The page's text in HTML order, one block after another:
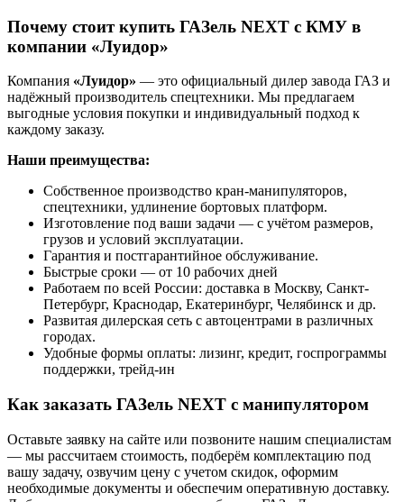
Почему стоит купить ГАЗель NEXT с КМУ в
компании «Луидор»
Компания «Луидор» — это официальный дилер завода ГАЗ и
надёжный производитель спецтехники. Мы предлагаем
выгодные условия покупки и индивидуальный подход к
каждому заказу.
Наши преимущества:
Собственное производство кран-манипуляторов,
спецтехники, удлинение бортовых платформ.
Изготовление под ваши задачи — с учётом размеров,
грузов и условий эксплуатации.
Гарантия и постгарантийное обслуживание.
Быстрые сроки — от 10 рабочих дней
Работаем по всей России: доставка в Москву, Санкт-
Петербург, Краснодар, Екатеринбург, Челябинск и др.
Развитая дилерская сеть с автоцентрами в различных
городах.
Удобные формы оплаты: лизинг, кредит, госпрограммы
поддержки, трейд-ин
Как заказать ГАЗель NEXT с манипулятором
Оставьте заявку на сайте или позвоните нашим специалистам
— мы рассчитаем стоимость, подберём комплектацию под
вашу задачу, озвучим цену с учетом скидок, оформим
необходимые документы и обеспечим оперативную доставку.